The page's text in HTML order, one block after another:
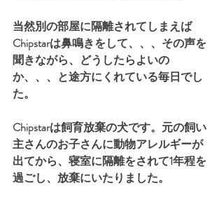
当然別の部屋に隔離されてしまえば
Chipstarは鼻鳴きをして、、、その声を
聞きながら、どうしたらよいの
か、、、と途方にくれている毎日でし
た。
Chipstarは飼育放棄の犬です。元の飼い
主さんのお子さんに動物アレルギーが
出てから、寝室に隔離をされて1年程を
過ごし、放棄にいたりました。